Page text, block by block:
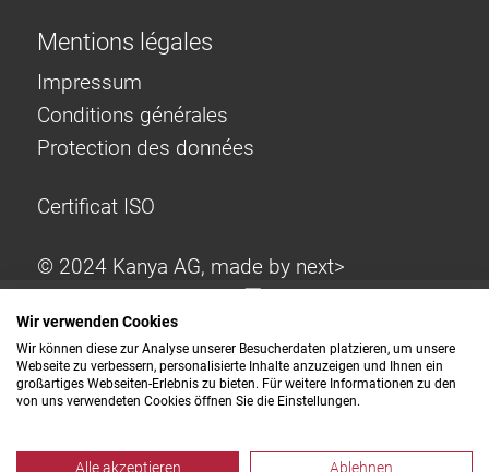
Mentions légales
Impressum
Conditions générales
Protection des données
Certificat ISO
© 2024 Kanya AG, made by next>
Wir verwenden Cookies
Wir können diese zur Analyse unserer Besucherdaten platzieren, um unsere
Webseite zu verbessern, personalisierte Inhalte anzuzeigen und Ihnen ein
großartiges Webseiten-Erlebnis zu bieten. Für weitere Informationen zu den
von uns verwendeten Cookies öffnen Sie die Einstellungen.
Alle akzeptieren Ablehnen